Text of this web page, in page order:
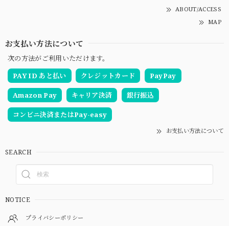
ABOUT/ACCESS
MAP
お支払い方法について
次の方法がご利用いただけます。
PAY ID あと払い
クレジットカード PayPay
Amazon Pay キャリア決済 銀行振込
コンビニ決済またはPay-easy
お支払い方法について
SEARCH
NOTICE
プライバシーポリシー